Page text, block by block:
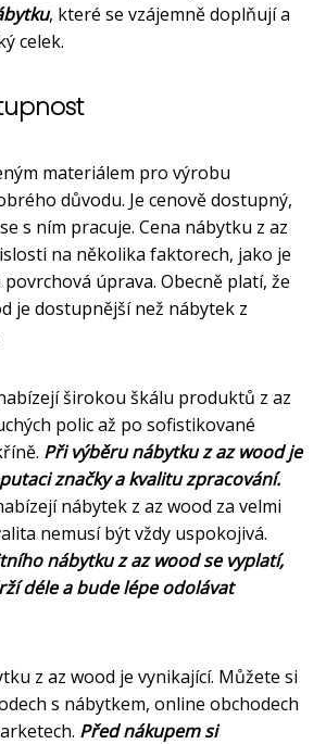
, které se vzájemně doplňují a
celek.
materiálem pro výrobu
důvodu. Je cenově dostupný,
s ním pracuje. Cena nábytku z az
na několika faktorech, jako je
úprava. Obecně platí, že
je dostupnější než nábytek z
širokou škálu produktů z az
polic až po sofistikované
Při výběru nábytku z az wood je
značky a kvalitu zpracování.
nábytek z az wood za velmi
nemusí být vždy uspokojivá.
nábytku z az wood se vyplatí,
déle a bude lépe odolávat
z az wood je vynikající. Můžete si
s nábytkem, online obchodech
Před nákupem si